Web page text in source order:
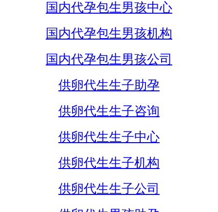
国内代孕包生男孩中心
国内代孕包生男孩机构
国内代孕包生男孩公司
供卵代生生子助孕
供卵代生生子咨询
供卵代生生子中心
供卵代生生子机构
供卵代生生子公司